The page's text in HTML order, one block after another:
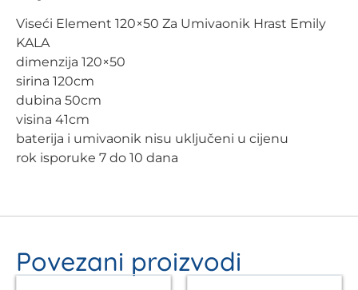
Viseći Element 120×50 Za Umivaonik Hrast Emily
KALA
dimenzija 120×50
sirina 120cm
dubina 50cm
visina 41cm
baterija i umivaonik nisu uključeni u cijenu
rok isporuke 7 do 10 dana
Povezani proizvodi